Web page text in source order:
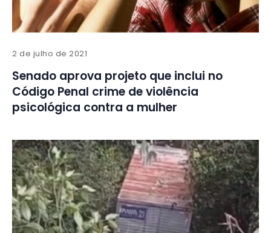
2 de julho de 2021
Senado aprova projeto que inclui no
Código Penal crime de violência
psicológica contra a mulher